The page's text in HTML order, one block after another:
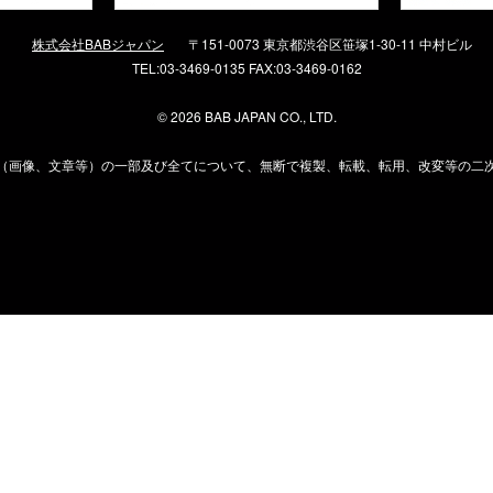
株式会社BABジャパン
〒151-0073 東京都渋谷区笹塚1-30-11 中村ビル
TEL:03-3469-0135 FAX:03-3469-0162
©2026 BAB JAPAN CO., LTD.
画像、文章等）の一部及び全てについて、無断で複製、転載、転用、改変等の二